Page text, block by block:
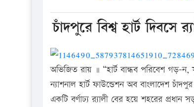
চাঁদপুরে বিশ্ব হার্ট
অভিজিত রায় ॥ “হার্ট বান্ধব পরিবেশ গড়–ন,
ন্যাশনাল হার্ট ফাউন্ডেশন অব বাংলাদেশ
একটি বর্ণাঢ্য র‌্যালী বের হয়ে শহরের